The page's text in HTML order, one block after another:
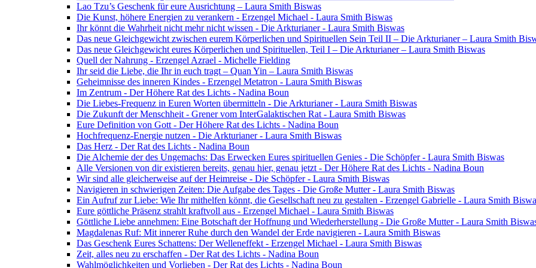
Lao Tzu’s Geschenk für eure Ausrichtung – Laura Smith Biswas
Die Kunst, höhere Energien zu verankern - Erzengel Michael - Laura Smith Biswas
Ihr könnt die Wahrheit nicht mehr nicht wissen - Die Arkturianer - Laura Smith Biswas
Das neue Gleichgewicht zwischen eurem Körperlichen und Spirituellen Sein Teil II – Die Arkturianer – Laura Smith
Das neue Gleichgewicht eures Körperlichen und Spirituellen, Teil I – Die Arkturianer – Laura Smith Biswas
Quell der Nahrung - Erzengel Azrael - Michelle Fielding
Ihr seid die Liebe, die Ihr in euch tragt – Quan Yin – Laura Smith Biswas
Geheimnisse des inneren Kindes - Erzengel Metatron - Laura Smith Biswas
Im Zentrum - Der Höhere Rat des Lichts - Nadina Boun
Die Liebes-Frequenz in Euren Worten übermitteln - Die Arkturianer - Laura Smith Biswas
Die Zukunft der Menschheit - Grener vom InterGalaktischen Rat - Laura Smith Biswas
Eure Definition von Gott - Der Höhere Rat des Lichts - Nadina Boun
Hochfrequenz-Energie nutzen - Die Arkturianer - Laura Smith Biswas
Das Herz - Der Rat des Lichts - Nadina Boun
Die Alchemie der des Ungemachs: Das Erwecken Eures spirituellen Genies - Die Schöpfer - Laura Smith Biswas
Alle Versionen von dir existieren bereits, genau hier, genau jetzt - Der Höhere Rat des Lichts - Nadina Boun
Wir sind alle gleicherweise auf der Heimreise - Die Schöpfer - Laura Smith Biswas
Navigieren in schwierigen Zeiten: Die Aufgabe des Tages - Die Große Mutter - Laura Smith Biswas
Ein Aufruf zur Liebe: Wie Ihr mithelfen könnt, die Gesellschaft neu zu gestalten - Erzengel Gabrielle - Laura Smith
Eure göttliche Präsenz strahlt kraftvoll aus - Erzengel Michael - Laura Smith Biswas
Göttliche Liebe annehmen: Eine Botschaft der Hoffnung und Wiederherstellung - Die Große Mutter - Laura Smith
Magdalenas Ruf: Mit innerer Ruhe durch den Wandel der Erde navigieren - Laura Smith Biswas
Das Geschenk Eures Schattens: Der Welleneffekt - Erzengel Michael - Laura Smith Biswas
Zeit, alles neu zu erschaffen - Der Rat des Lichts - Nadina Boun
Wahlmöglichkeiten und Vorlieben - Der Rat des Lichts - Nadina Boun